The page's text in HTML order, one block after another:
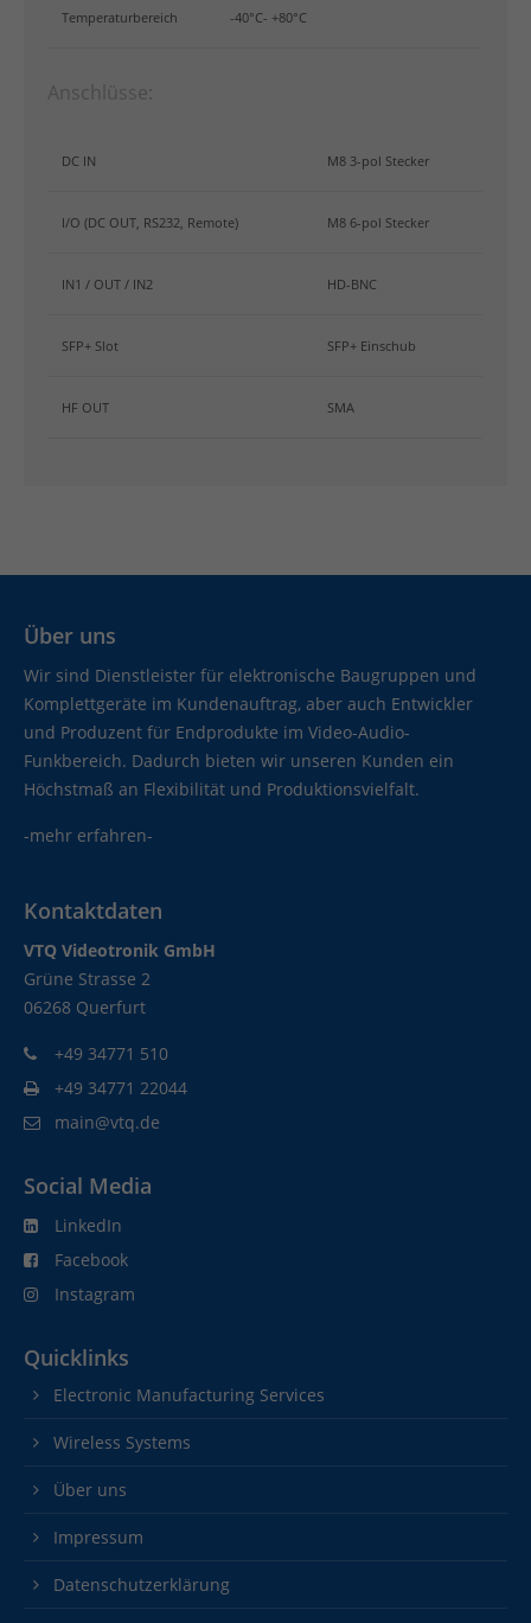
Temperaturbereich -40°C- +80°C
Anschlüsse:
DC IN M8 3-pol Stecker
I/O (DC OUT, RS232, Remote) M8 6-pol Stecker
IN1 / OUT / IN2 HD-BNC
SFP+ Slot SFP+ Einschub
HF OUT SMA
Über uns
Wir sind Dienstleister für elektronische Baugruppen und
Komplettgeräte im Kundenauftrag, aber auch Entwickler
und Produzent für Endprodukte im Video-Audio-
Funkbereich. Dadurch bieten wir unseren Kunden ein
Höchstmaß an Flexibilität und Produktionsvielfalt.
-mehr erfahren-
Kontaktdaten
VTQ Videotronik GmbH
Grüne Strasse 2
06268 Querfurt
+49 34771 510
+49 34771 22044
main@vtq.de
Social Media
LinkedIn
Facebook
Instagram
Quicklinks
Electronic Manufacturing Services
Wireless Systems
Über uns
Impressum
Datenschutzerklärung